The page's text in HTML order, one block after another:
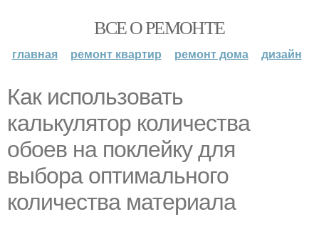
ВСЕ О РЕМОНТЕ
главная ремонт квартир ремонт дома дизайн
Как использовать
калькулятор количества
обоев на поклейку для
выбора оптимального
количества материала